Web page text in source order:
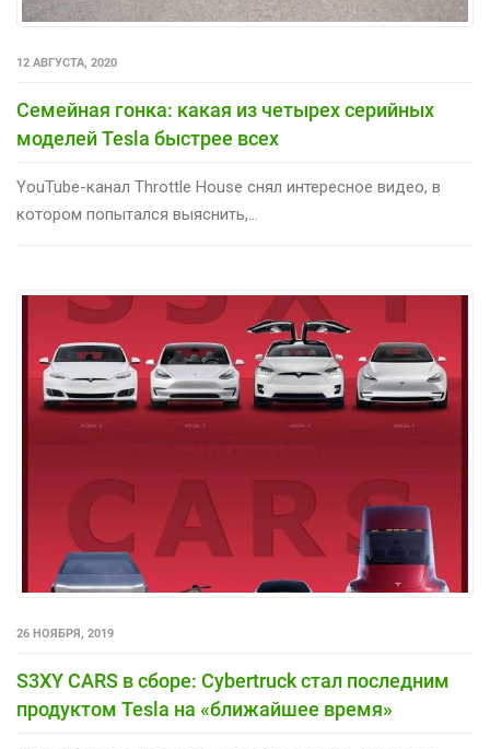
12 АВГУСТА, 2020
Семейная гонка: какая из четырех серийных
моделей Tesla быстрее всех
YouTube-канал Throttle House снял интересное видео, в
котором попытался выяснить,...
26 НОЯБРЯ, 2019
S3XY CARS в сборе: Cybertruck стал последним
продуктом Tesla на «ближайшее время»